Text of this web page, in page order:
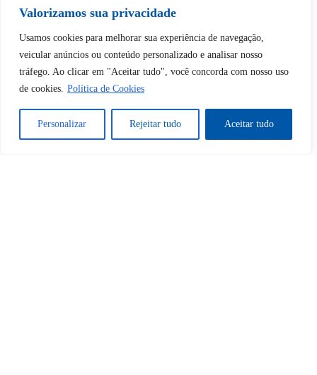
Valorizamos sua privacidade
Usamos cookies para melhorar sua experiência de navegação,
veicular anúncios ou conteúdo personalizado e analisar nosso
tráfego. Ao clicar em "Aceitar tudo", você concorda com nosso uso
de cookies. Política de Cookies
Personalizar Rejeitar tudo Aceitar tudo
Desbloquear esquerda : 0
Sim Não